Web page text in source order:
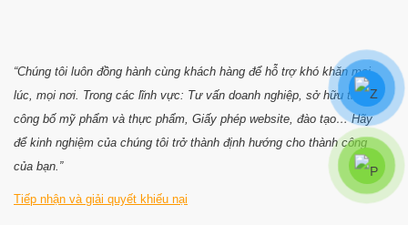
“Chúng tôi luôn đồng hành cùng khách hàng để hỗ trợ khó khăn mọi
lúc, mọi nơi. Trong các lĩnh vực: Tư vấn doanh nghiệp, sở hữu trí tuệ,
công bố mỹ phẩm và thực phẩm, Giấy phép website, đào tạo… Hãy
để kinh nghiệm của chúng tôi trở thành định hướng cho thành công
của bạn.”
Tiếp nhận và giải quyết khiếu nại